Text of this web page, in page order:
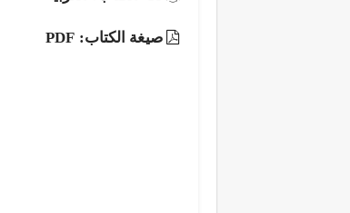
صيغة الكتاب: PDF